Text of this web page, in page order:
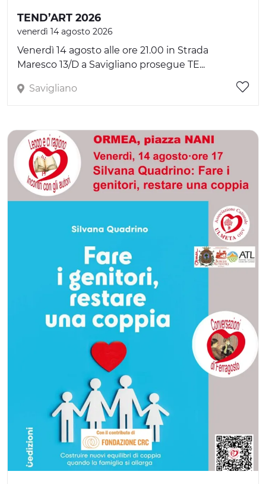
TEND’ART 2026
venerdì 14 agosto 2026
Venerdì 14 agosto alle ore 21.00 in Strada
Maresco 13/D a Savigliano prosegue TE...
Savigliano